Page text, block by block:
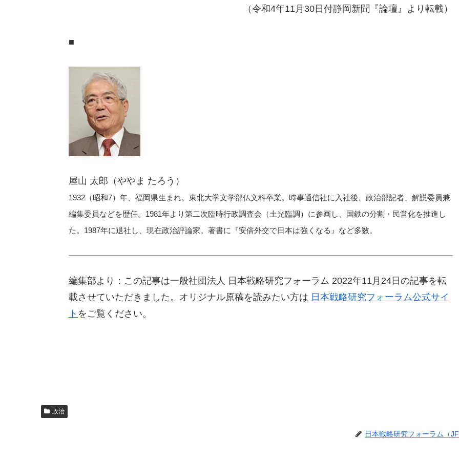
（令和4年11月30日付静岡新聞『論壇』より転載）
■
屋山 太郎（ややま たろう）
1932（昭和7）年、福岡県生まれ。東北大学文学部仏文科卒業。時事通信社に入社後、政治部記者、解説委員兼
編集委員などを歴任。1981年より第二次臨時行政調査会（土光臨調）に参画し、国鉄の分割・民営化を推進し
た。1987年に退社し、現在政治評論家。著書に『安倍外交で日本は強くなる』など多数。
編集部より：この記事は一般社団法人 日本戦略研究フォーラム 2022年11月24日の記事を転
載させていただきました。オリジナル原稿を読みたい方は 日本戦略研究フォーラム公式サイ
ト をご覧ください。
政治
日本戦略研究フォーラム（